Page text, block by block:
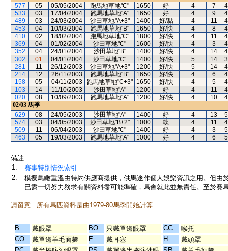
577
05 05/05/2004 跑馬地草地"C" 1650 好 4 7
533
03 17/04/2004 跑馬地草地"A" 1650 好 4 9
489
03 24/03/2004 沙田草地"A+3" 1400 好/黏 4 11
453
04 10/03/2004 跑馬地草地"B" 1650 好/快 4 8
410
02 18/02/2004 跑馬地草地"C" 1800 好/快 4 11
369
04 01/02/2004 沙田草地"C" 1600 好/快 4 3
352
04 24/01/2004 沙田草地"B" 1400 好/快 4 14
302
01 04/01/2004 沙田草地"C" 1400 好/快 5 14
281
11 26/12/2003 沙田草地"A+3" 1200 好/快 5 14
214
12 26/11/2003 跑馬地草地"B" 1650 好/快 4 6
158
05 04/11/2003 跑馬地草地"C+3" 1650 好/快 4 5
103
14 11/10/2003 沙田草地"A" 1200 好 4 11
020
08 10/09/2003 跑馬地草地"A" 1200 好/快 4 10
02/03 馬季
629
08 24/05/2003 沙田草地"A" 1400 好 4 13
574
03 04/05/2003 沙田草地"B+2" 1000 軟 4 11
509
11 06/04/2003 沙田草地"C" 1400 好 4 3
463
05 19/03/2003 跑馬地草地"A" 1000 好 4 6
備註:
1.
賽事特別情況索引
2.
模擬鳥瞰重溫由特約供應商提供，供馬迷作個人娛樂資訊之用。但
已盡一切努力務求有關資料盡可能準確，馬會就此並無責任。至於賽
請留意 : 所有馬匹資料是由1979-80馬季開始計算
B : 戴眼罩 BO : 只戴單邊眼罩 CC :
喉托
CO : 戴單邊羊毛面箍 E : 戴耳塞 H :
戴頭罩